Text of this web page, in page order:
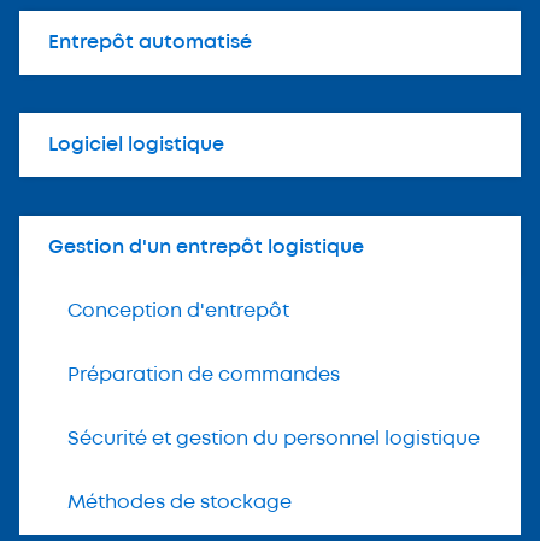
Entrepôt automatisé
Logiciel logistique
Gestion d'un entrepôt logistique
Conception d'entrepôt
Préparation de commandes
Sécurité et gestion du personnel logistique
Méthodes de stockage